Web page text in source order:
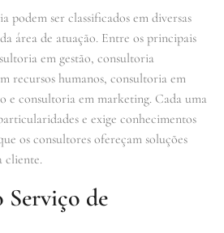
podem ser classificados em diversas
área de atuação. Entre os principais
em gestão, consultoria
recursos humanos, consultoria em
e consultoria em marketing. Cada uma
e exige conhecimentos
os consultores ofereçam soluções
cliente.
Serviço de